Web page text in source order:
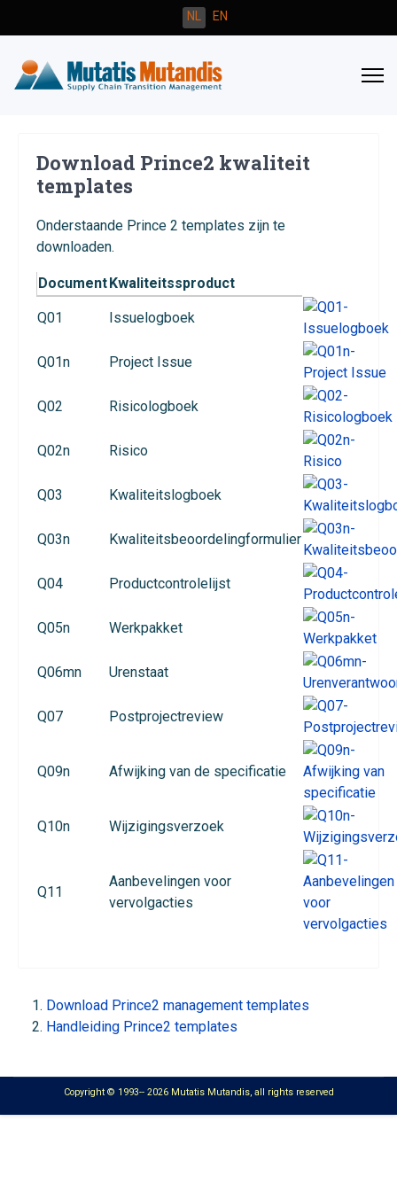
Selecteer de taal
NL EN
Download Prince2 kwaliteit
templates
Onderstaande Prince 2 templates zijn te
downloaden.
DocumentKwaliteitssproduct
Q01 Issuelogboek
Q01n Project Issue
Q02 Risicologboek
Q02n Risico
Q03 Kwaliteitslogboek
Q03n Kwaliteitsbeoordelingformulier
Q04 Productcontrolelijst
Q05n Werkpakket
Q06mn Urenstaat
Q07 Postprojectreview
Q09n Afwijking van de specificatie
Q10n Wijzigingsverzoek
Q11
Aanbevelingen voor
vervolgacties
Download Prince2 management templates
Handleiding Prince2 templates
Copyright © 1993-- 2026 Mutatis Mutandis, all rights reserved